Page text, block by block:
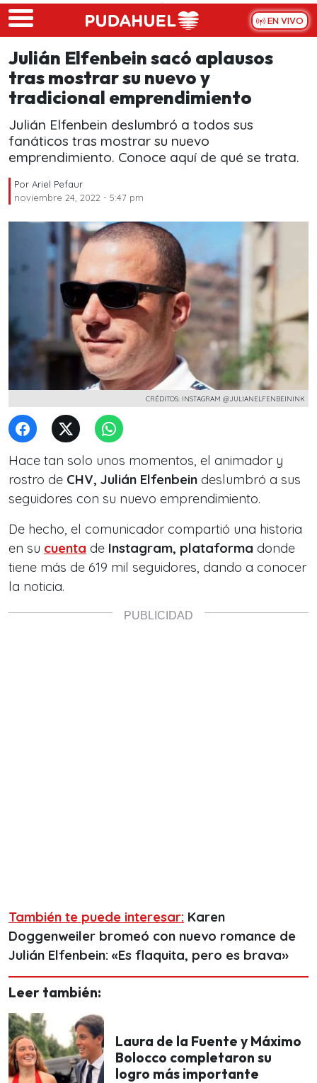
Skip to main content
EN VIVO
Julián Elfenbein sacó aplausos
tras mostrar su nuevo y
tradicional emprendimiento
Julián Elfenbein deslumbró a todos sus
fanáticos tras mostrar su nuevo
emprendimiento. Conoce aquí de qué se trata.
Por Ariel Pefaur
noviembre 24, 2022 - 5:47 pm
CRÉDITOS: INSTAGRAM @JULIANELFENBEININK
Hace tan solo unos momentos, el animador y
rostro de CHV, Julián Elfenbein deslumbró a sus
seguidores con su nuevo emprendimiento.
De hecho, el comunicador compartió una historia
en su cuenta de Instagram, plataforma donde
tiene más de 619 mil seguidores, dando a conocer
la noticia.
También te puede interesar: Karen
Doggenweiler bromeó con nuevo romance de
Julián Elfenbein: «Es flaquita, pero es brava»
Leer también:
Laura de la Fuente y Máximo
Bolocco completaron su
logro más importante